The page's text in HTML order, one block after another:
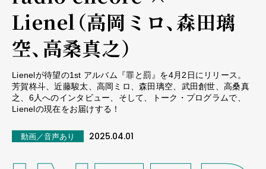
Lienel（高岡ミロ、森田璃
空、高桑真之）
Lienelが待望の1st アルバム『罪と罰』を4月2日にリリース。
芳賀柊斗、近藤駿太、高岡ミロ、森田璃空、武田創世、高桑真
之、6人へのインタビュー、そして、トーク・プログラムで、
Lienelの現在をお届けする！
動画／音声あり 2025.04.01